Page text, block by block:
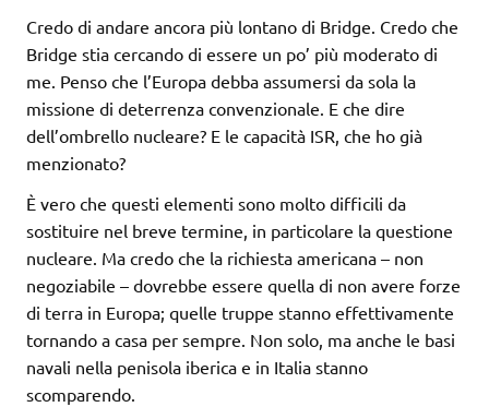
Credo di andare ancora più lontano di Bridge. Credo che
Bridge stia cercando di essere un po’ più moderato di
me. Penso che l’Europa debba assumersi da sola la
missione di deterrenza convenzionale. E che dire
dell’ombrello nucleare? E le capacità ISR, che ho già
menzionato?
È vero che questi elementi sono molto difficili da
sostituire nel breve termine, in particolare la questione
nucleare. Ma credo che la richiesta americana – non
negoziabile – dovrebbe essere quella di non avere forze
di terra in Europa; quelle truppe stanno effettivamente
tornando a casa per sempre. Non solo, ma anche le basi
navali nella penisola iberica e in Italia stanno
scomparendo.